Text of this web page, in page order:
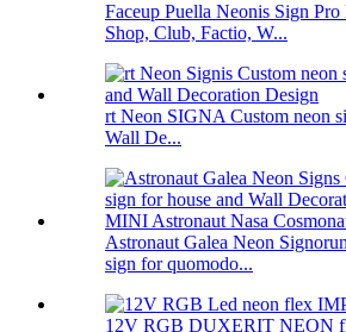
Faceup Puella Neonis Sign Pro
Shop, Club, Factio, W...
rt Neon SIGNA Custom neon
Wall De...
Astronaut Galea Neon
sign for quomodo...
12V RGB DUXERIT NEON